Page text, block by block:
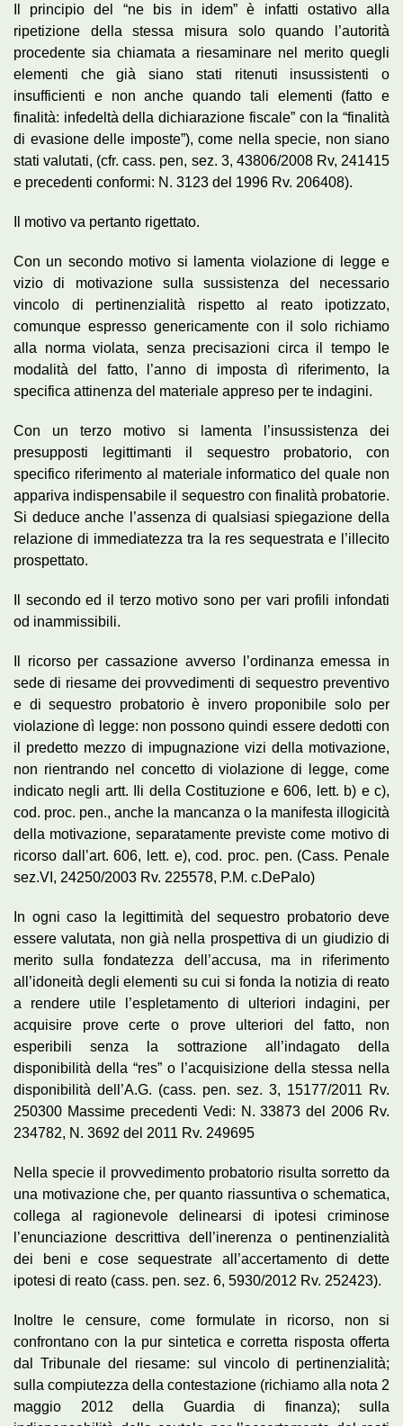
Il principio del “ne bis in idem” è infatti ostativo alla
ripetizione della stessa misura solo quando l’autorità
procedente sia chiamata a riesaminare nel merito quegli
elementi che già siano stati ritenuti insussistenti o
insufficienti e non anche quando tali elementi (fatto e
finalità: infedeltà della dichiarazione fiscale” con la “finalità
di evasione delle imposte”), come nella specie, non siano
stati valutati, (cfr. cass. pen, sez. 3, 43806/2008 Rv, 241415
e precedenti conformi: N. 3123 del 1996 Rv. 206408).
Il motivo va pertanto rigettato.
Con un secondo motivo si lamenta violazione di legge e
vizio di motivazione sulla sussistenza del necessario
vincolo di pertinenzialità rispetto al reato ipotizzato,
comunque espresso genericamente con il solo richiamo
alla norma violata, senza precisazioni circa il tempo le
modalità del fatto, l’anno di imposta dì riferimento, la
specifica attinenza del materiale appreso per te indagini.
Con un terzo motivo si lamenta l’insussistenza dei
presupposti legittimanti il sequestro probatorio, con
specifico riferimento al materiale informatico del quale non
appariva indispensabile il sequestro con finalità probatorie.
Si deduce anche l’assenza di qualsiasi spiegazione della
relazione di immediatezza tra la res sequestrata e l’illecito
prospettato.
Il secondo ed il terzo motivo sono per vari profili infondati
od inammissibili.
Il ricorso per cassazione avverso l’ordinanza emessa in
sede di riesame dei provvedimenti di sequestro preventivo
e di sequestro probatorio è invero proponibile solo per
violazione dì legge: non possono quindi essere dedotti con
il predetto mezzo di impugnazione vizi della motivazione,
non rientrando nel concetto di violazione di legge, come
indicato negli artt. Ili della Costituzione e 606, lett. b) e c),
cod. proc. pen., anche la mancanza o la manifesta illogicità
della motivazione, separatamente previste come motivo di
ricorso dall’art. 606, lett. e), cod. proc. pen. (Cass. Penale
sez.VI, 24250/2003 Rv. 225578, P.M. c.DePalo)
In ogni caso la legittimità del sequestro probatorio deve
essere valutata, non già nella prospettiva di un giudizio di
merito sulla fondatezza dell’accusa, ma in riferimento
all’idoneità degli elementi su cui si fonda la notizia di reato
a rendere utile l’espletamento di ulteriori indagini, per
acquisire prove certe o prove ulteriori del fatto, non
esperibili senza la sottrazione all’indagato della
disponibilità della “res” o l’acquisizione della stessa nella
disponibilità dell’A.G. (cass. pen. sez. 3, 15177/2011 Rv.
250300 Massime precedenti Vedi: N. 33873 del 2006 Rv.
234782, N. 3692 del 2011 Rv. 249695
Nella specie il provvedimento probatorio risulta sorretto da
una motivazione che, per quanto riassuntiva o schematica,
collega al ragionevole delinearsi di ipotesi criminose
l’enunciazione descrittiva dell’inerenza o pentinenzialità
dei beni e cose sequestrate all’accertamento di dette
ipotesi di reato (cass. pen. sez. 6, 5930/2012 Rv. 252423).
Inoltre le censure, come formulate in ricorso, non si
confrontano con la pur sintetica e corretta risposta offerta
dal Tribunale del riesame: sul vincolo di pertinenzialità;
sulla compiutezza della contestazione (richiamo alla nota 2
maggio 2012 della Guardia di finanza); sulla